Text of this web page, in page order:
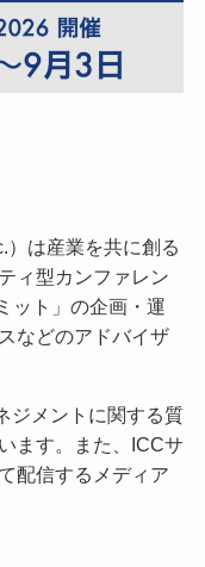
）は産業を共に創る
ィ型カンファレン
ット」の企画・運
などのアドバイザ
ジメントに関する質
ます。また、ICCサ
配信するメディア